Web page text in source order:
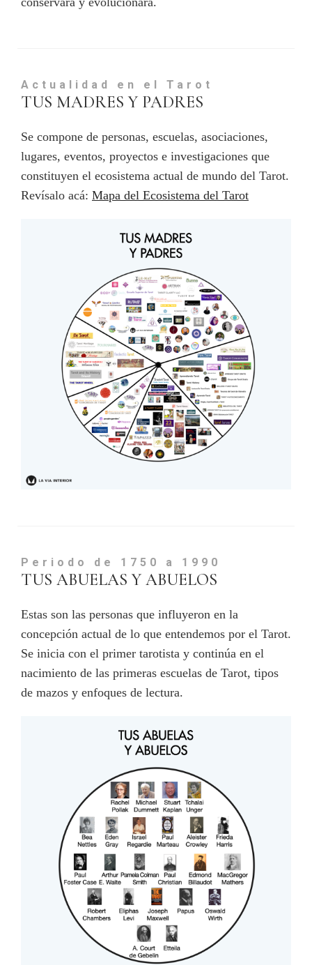
Actualidad en el Tarot
TUS MADRES Y PADRES
Se compone de personas, escuelas, asociaciones,
lugares, eventos, proyectos e investigaciones que
constituyen el ecosistema actual de mundo del Tarot.
Revísalo acá: Mapa del Ecosistema del Tarot
Periodo de 1750 a 1990
TUS ABUELAS Y ABUELOS
Estas son las personas que influyeron en la
concepción actual de lo que entendemos por el Tarot.
Se inicia con el primer tarotista y continúa en el
nacimiento de las primeras escuelas de Tarot, tipos
de mazos y enfoques de lectura.